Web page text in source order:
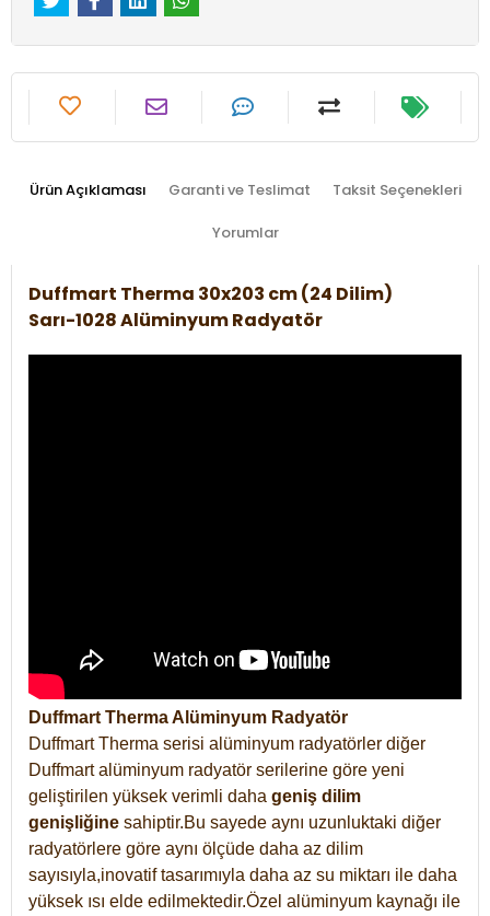
Ürün Açıklaması Garanti ve Teslimat Taksit Seçenekleri
Yorumlar
Duffmart Therma 30x203 cm (24 Dilim)
Sarı-1028 Alüminyum Radyatör
Duffmart Therma Alüminyum Radyatör
Duffmart Therma serisi alüminyum radyatörler diğer
Duffmart alüminyum radyatör serilerine göre yeni
geliştirilen yüksek verimli daha geniş dilim
genişliğine sahiptir.Bu sayede aynı uzunluktaki diğer
radyatörlere göre aynı ölçüde daha az dilim
sayısıyla,inovatif tasarımıyla daha az su miktarı ile daha
yüksek ısı elde edilmektedir.Özel alüminyum kaynağı ile